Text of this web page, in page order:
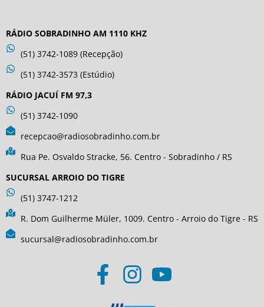
RÁDIO SOBRADINHO AM 1110 KHZ
(51) 3742-1089 (Recepção)
(51) 3742-3573 (Estúdio)
RÁDIO JACUÍ FM 97,3
(51) 3742-1090
recepcao@radiosobradinho.com.br
Rua Pe. Osvaldo Stracke, 56. Centro - Sobradinho / RS
SUCURSAL ARROIO DO TIGRE
(51) 3747-1212
R. Dom Guilherme Müler, 1009. Centro - Arroio do Tigre - RS
sucursal@radiosobradinho.com.br